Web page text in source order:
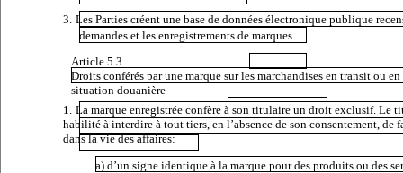
3. Les Parties créent une base de données électronique publique
demandes et les enregistrements de marques.
Article 5.3
Droits conférés par une marque sur les marchandises en transit ou
situation douanière
1. La marque enregistrée confère à son titulaire un droit exclusif. Le
habilité à interdire à tout tiers, en l’absence de son consentement, de
dans la vie des affaires:
a) d’un signe identique à la marque pour des produits ou des